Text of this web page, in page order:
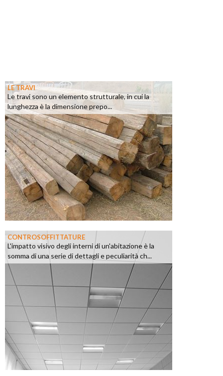
LE TRAVI
Le travi sono un elemento strutturale, in cui la
lunghezza è la dimensione prepo...
CONTROSOFFITTATURE
L'impatto visivo degli interni di un'abitazione è la
somma di una serie di dettagli e peculiarità ch...